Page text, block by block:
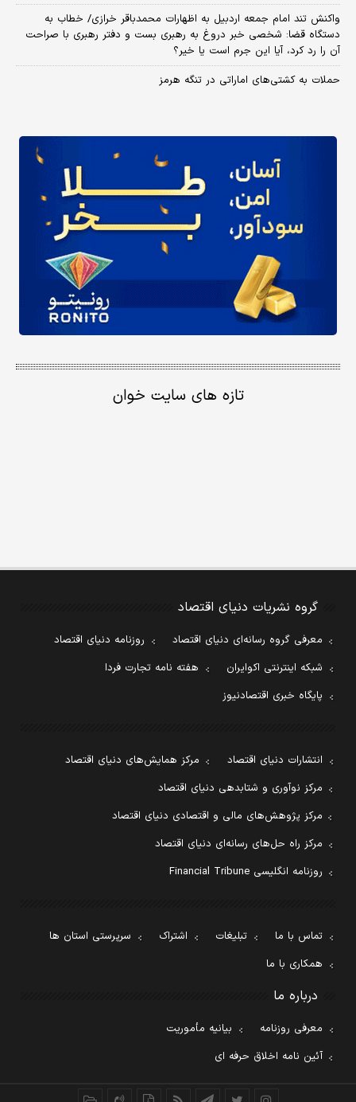
واکنش تند امام جمعه اردبیل به اظهارات محمدباقر خرازی/ خطاب به
دستگاه قضا: شخصی خبر دروغ به رهبری بست و دفتر رهبری با صراحت
آن را رد کرد، آیا این جرم است یا خیر؟
حملات به کشتی‌های اماراتی در تنگه هرمز
تازه های سایت خوان
گروه نشریات دنیای اقتصاد
معرفی گروه رسانه‌ای دنیای اقتصاد
روزنامه دنیای اقتصاد
شبکه اینترنتی اکوایران
هفته نامه تجارت فردا
پایگاه خبری اقتصادنیوز
انتشارات دنیای اقتصاد
مرکز همایش‌های دنیای اقتصاد
مرکز نوآوری و شتابدهی دنیای اقتصاد
مرکز پژوهش‌های مالی و اقتصادی دنیای اقتصاد
مرکز راه حل‌های رسانه‌ای دنیای اقتصاد
روزنامه انگلیسی Financial Tribune
تماس با ما تبلیغات اشتراک
سرپرستی استان ها
همکاری با ما
درباره ما
معرفی روزنامه
بیانیه مأموریت
آئین نامه اخلاق حرفه ای